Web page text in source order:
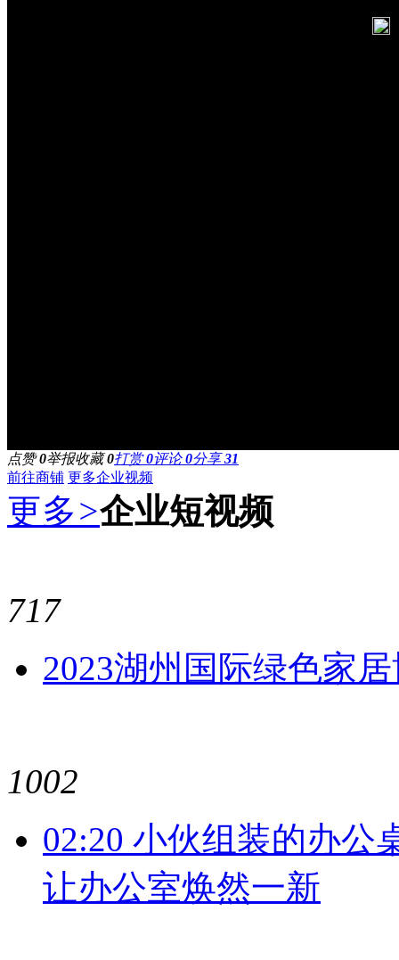
点赞0举报收藏0打赏0评论0分享31
前往商铺 更多企业视频
更多>企业短视频
717
2023湖州国际绿色家
1002
02:20 小伙组装的办公
让办公室焕然一新